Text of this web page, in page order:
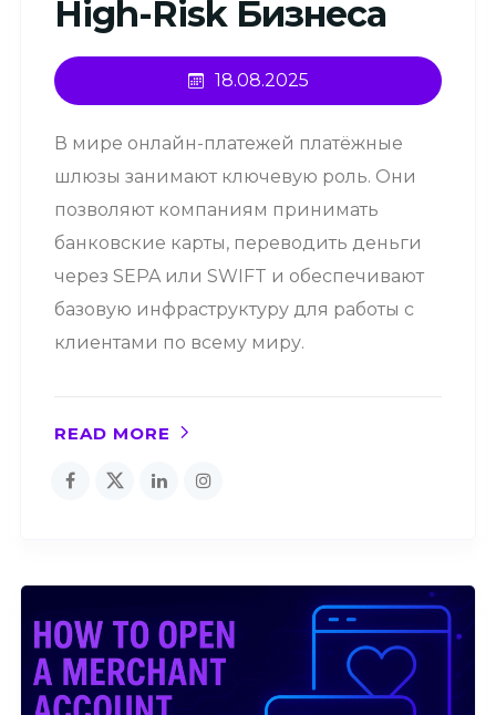
High-Risk Бизнеса
18.08.2025
В мире онлайн-платежей платёжные
шлюзы занимают ключевую роль. Они
позволяют компаниям принимать
банковские карты, переводить деньги
через SEPA или SWIFT и обеспечивают
базовую инфраструктуру для работы с
клиентами по всему миру.
READ MORE